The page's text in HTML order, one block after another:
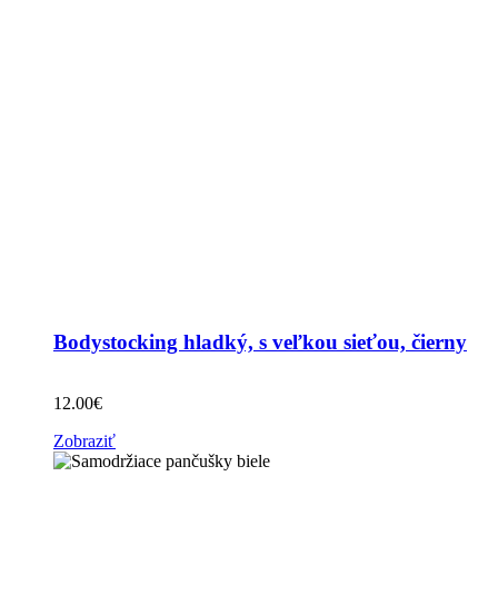
Bodystocking hladký, s veľkou sieťou, čierny
12.00€
Zobraziť